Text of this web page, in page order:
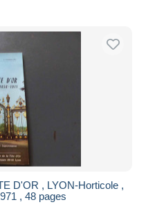
D'OR , LYON-Horticole ,
, 48 pages